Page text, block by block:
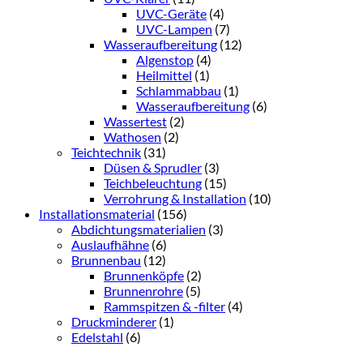
UVC-Geräte (4)
UVC-Lampen (7)
Wasseraufbereitung (12)
Algenstop (4)
Heilmittel (1)
Schlammabbau (1)
Wasseraufbereitung (6)
Wassertest (2)
Wathosen (2)
Teichtechnik (31)
Düsen & Sprudler (3)
Teichbeleuchtung (15)
Verrohrung & Installation (10)
Installationsmaterial (156)
Abdichtungsmaterialien (3)
Auslaufhähne (6)
Brunnenbau (12)
Brunnenköpfe (2)
Brunnenrohre (5)
Rammspitzen & -filter (4)
Druckminderer (1)
Edelstahl (6)